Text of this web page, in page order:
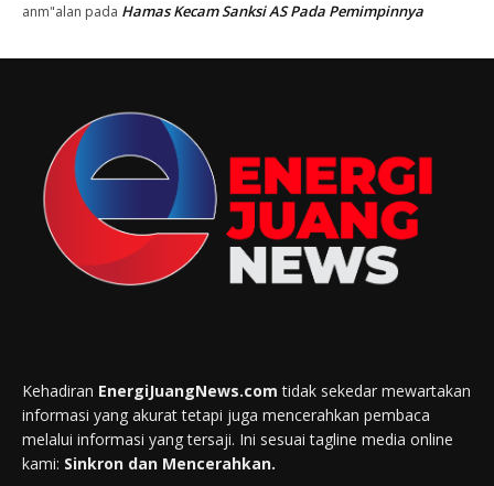
anm"alan pada Hamas Kecam Sanksi AS Pada Pemimpinnya
Kehadiran EnergiJuangNews.com tidak sekedar mewartakan
informasi yang akurat tetapi juga mencerahkan pembaca
melalui informasi yang tersaji. Ini sesuai tagline media online
kami: Sinkron dan Mencerahkan.